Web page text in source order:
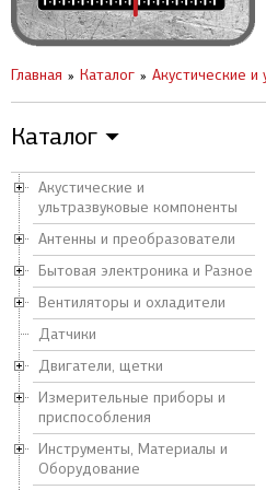
генераторы.
за 1 день.
Каталог ▼
Акустические и
ультразвуковые компоненты
Антенны и преобразователи
Бытовая электроника и Разное
Вентиляторы и охладители
Датчики
Двигатели, щетки
Измерительные приборы и
приспособления
Инструменты, Материалы и
Оборудование
Главная Каталог Акустические и